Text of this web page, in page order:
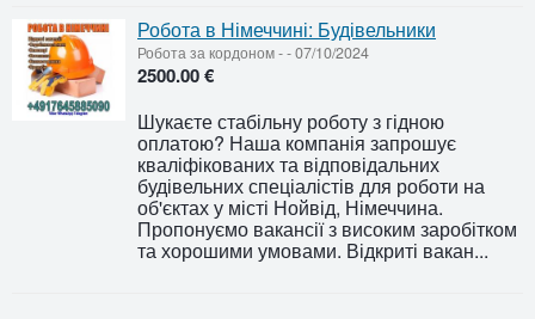
Робота в Німеччині: Будівельники
Робота за кордоном--07/10/2024
2500.00 €
Шукаєте стабільну роботу з гідною
оплатою? Наша компанія запрошує
кваліфікованих та відповідальних
будівельних спеціалістів для роботи на
об'єктах у місті Нойвід, Німеччина.
Пропонуємо вакансії з високим заробітком
та хорошими умовами. Відкриті вакан...